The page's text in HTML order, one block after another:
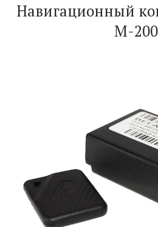
Навигационный
М-200